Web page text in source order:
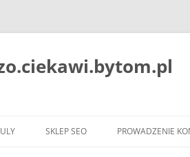
SKLEP SEO PROWADZENIE